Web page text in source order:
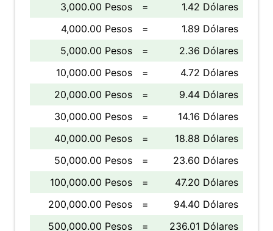
3,000.00 Pesos
=
1.42 Dólares
4,000.00 Pesos
=
1.89 Dólares
5,000.00 Pesos
=
2.36 Dólares
10,000.00 Pesos
=
4.72 Dólares
20,000.00 Pesos
=
9.44 Dólares
30,000.00 Pesos
=
14.16 Dólares
40,000.00 Pesos
=
18.88 Dólares
50,000.00 Pesos
=
23.60 Dólares
100,000.00 Pesos
=
47.20 Dólares
200,000.00 Pesos
=
94.40 Dólares
500,000.00 Pesos
= 236.01 Dólares